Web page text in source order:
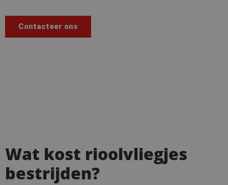
Contacteer ons
Wat kost rioolvliegjes
bestrijden?